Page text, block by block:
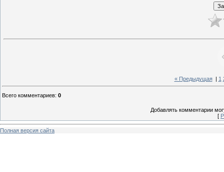
« Предыдущая| 1
Всего комментариев: 0
Добавлять комментарии
[
Полная версия сайта